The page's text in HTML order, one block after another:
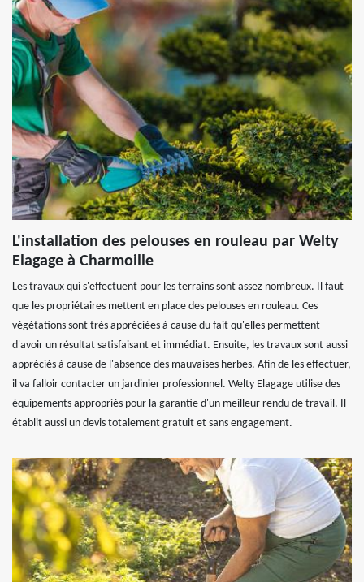
L'installation des pelouses en rouleau par Welty
Elagage à Charmoille
Les travaux qui s'effectuent pour les terrains sont assez nombreux. Il faut
que les propriétaires mettent en place des pelouses en rouleau. Ces
végétations sont très appréciées à cause du fait qu'elles permettent
d'avoir un résultat satisfaisant et immédiat. Ensuite, les travaux sont aussi
appréciés à cause de l'absence des mauvaises herbes. Afin de les effectuer,
il va falloir contacter un jardinier professionnel. Welty Elagage utilise des
équipements appropriés pour la garantie d'un meilleur rendu de travail. Il
établit aussi un devis totalement gratuit et sans engagement.